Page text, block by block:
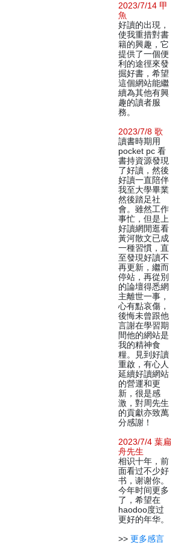
2023/7/14 甲
魚
好讀的出現，
使我重措對書
籍的興趣，它
提供了一個便
利的途徑來發
掘好書，希望
這個網站能繼
續為其他有興
趣的讀者服
務。
2023/7/8 歌
讀書時期用
pocket pc 看
書持資源發現
了好讀，然後
好讀一直陪伴
我至大學畢業
然後踏足社
會。雖然工作
事忙，但是上
好讀網閒逛看
黃河散文已成
一種習慣，直
至發現好讀不
再更新，繼而
停站，再從別
的論壇得悉網
主離世一事，
心有點哀傷，
後悔未曾跟他
言謝在學習期
間他的網站是
我的精神食
糧。見到好讀
重啟，有心人
延續好讀網站
的營運和更
新，很是感
激，對周先生
的貢獻亦致萬
分感謝！
2023/7/4 葉扁
舟先生
相识十年，前
面看过不少好
书，谢谢你。
今年时间更多
了，希望在
haodoo度过
更好的年华。
>> 更多感言